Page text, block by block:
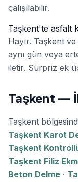
çalışılabilir.
Taşkent'te asfalt
Hayır. Taşkent
aynı gün veya
iletir. Sürpriz ek
Taşkent —
Taşkent
Taşkent Karot
Taşkent Kontrollü
Taşkent Filiz
Beton Delme ·